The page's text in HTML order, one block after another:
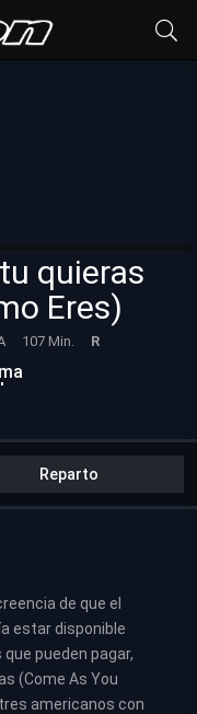
quieras
Eres)
107 Min. R
Reparto
de que el
estar disponible
pueden pagar,
(Come As You
americanos con